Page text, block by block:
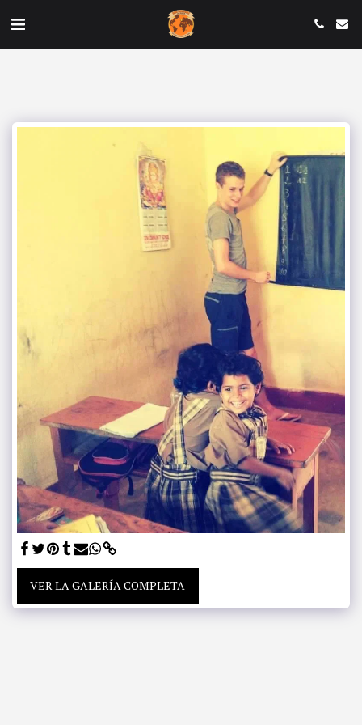
VER LA GALERÍA COMPLETA